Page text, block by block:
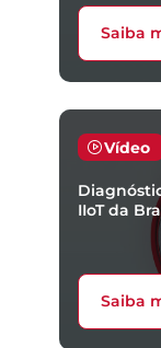
Saiba
Vídeo
IIoT da
Saiba